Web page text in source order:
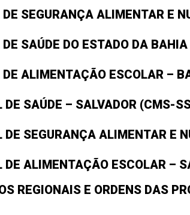
SEGURANÇA ALIMENTAR E
SAÚDE DO ESTADO DA
DE ALIMENTAÇÃO ESCOLAR –
DE SAÚDE – SALVADOR (CMS-
DE SEGURANÇA ALIMENTAR E
DE ALIMENTAÇÃO ESCOLAR –
REGIONAIS E ORDENS DAS